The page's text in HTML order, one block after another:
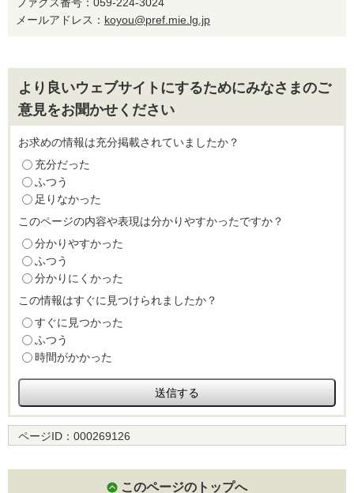
メールアドレス： koyou@pref.mie.lg.jp
より良いウェブサイトにするためにみなさまのご
意見をお聞かせください
お求めの情報は充分掲載されていましたか？
充分だった
ふつう
足りなかった
このページの内容や表現は分かりやすかったですか？
分かりやすかった
ふつう
分かりにくかった
この情報はすぐに見つけられましたか？
すぐに見つかった
ふつう
時間がかかった
ページID： 000269126
このページのトップへ